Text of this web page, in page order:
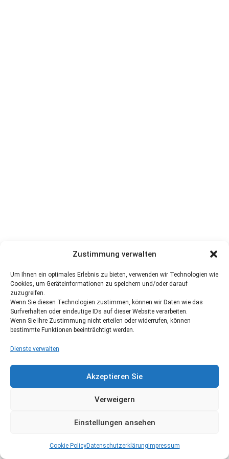
Zustimmung verwalten
Um Ihnen ein optimales Erlebnis zu bieten, verwenden wir Technologien wie
Cookies, um Geräteinformationen zu speichern und/oder darauf
zuzugreifen.
Wenn Sie diesen Technologien zustimmen, können wir Daten wie das
Surfverhalten oder eindeutige IDs auf dieser Website verarbeiten.
Wenn Sie Ihre Zustimmung nicht erteilen oder widerrufen, können
bestimmte Funktionen beeinträchtigt werden.
Dienste verwalten
Akzeptieren Sie
Verweigern
Einstellungen ansehen
Cookie PolicyDatenschutzerklärung Impressum